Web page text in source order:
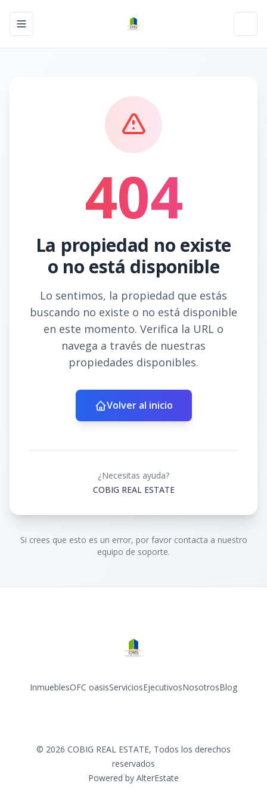
Toggle navigation menu
404
La propiedad no existe
o no está disponible
Lo sentimos, la propiedad que estás
buscando no existe o no está disponible
en este momento. Verifica la URL o
navega a través de nuestras
propiedades disponibles.
Volver al inicio
¿Necesitas ayuda?
COBIG REAL ESTATE
Si crees que esto es un error, por favor contacta a nuestro
equipo de soporte.
InmueblesOFC oasisServiciosEjecutivosNosotrosBlog
© 2026 COBIG REAL ESTATE, Todos los derechos
reservados
Powered by AlterEstate